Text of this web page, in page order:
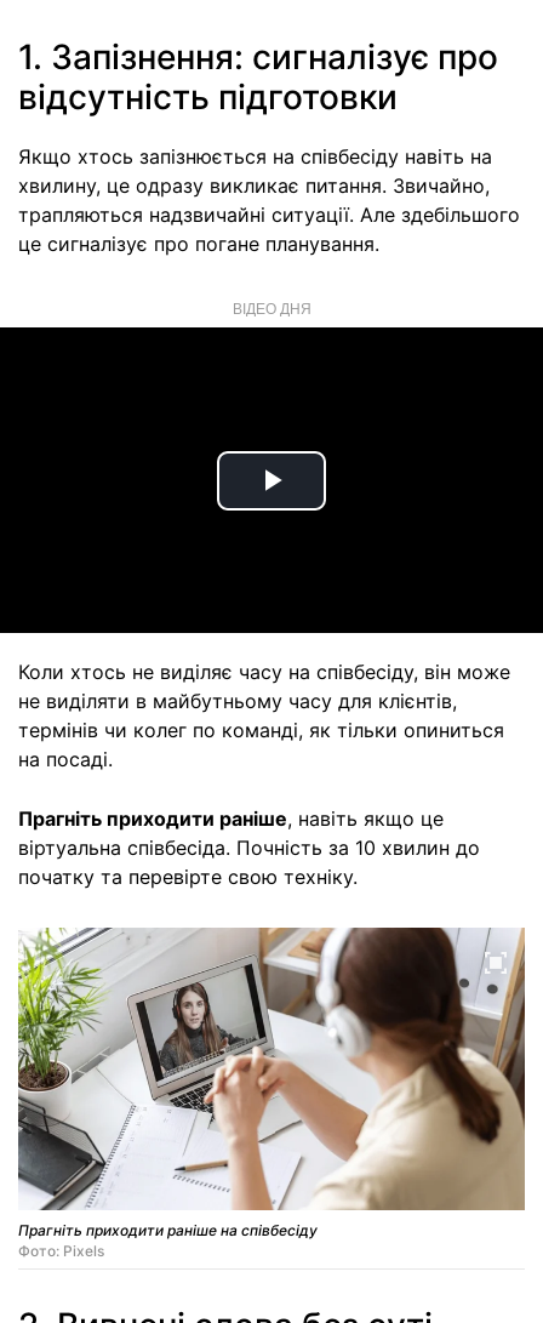
1. Запізнення: сигналізує про
відсутність підготовки
Якщо хтось запізнюється на співбесіду навіть на
хвилину, це одразу викликає питання. Звичайно,
трапляються надзвичайні ситуації. Але здебільшого
це сигналізує про погане планування.
ВІДЕО ДНЯ
Play
Коли хтось не виділяє часу на співбесіду, він може
не виділяти в майбутньому часу для клієнтів,
термінів чи колег по команді, як тільки опиниться
на посаді.
Прагніть приходити раніше, навіть якщо це
віртуальна співбесіда. Почність за 10 хвилин до
початку та перевірте свою техніку.
Прагніть приходити раніше на співбесіду
Фото: Pixels